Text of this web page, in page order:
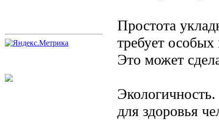
Простота
требует
Это может
для здоровья